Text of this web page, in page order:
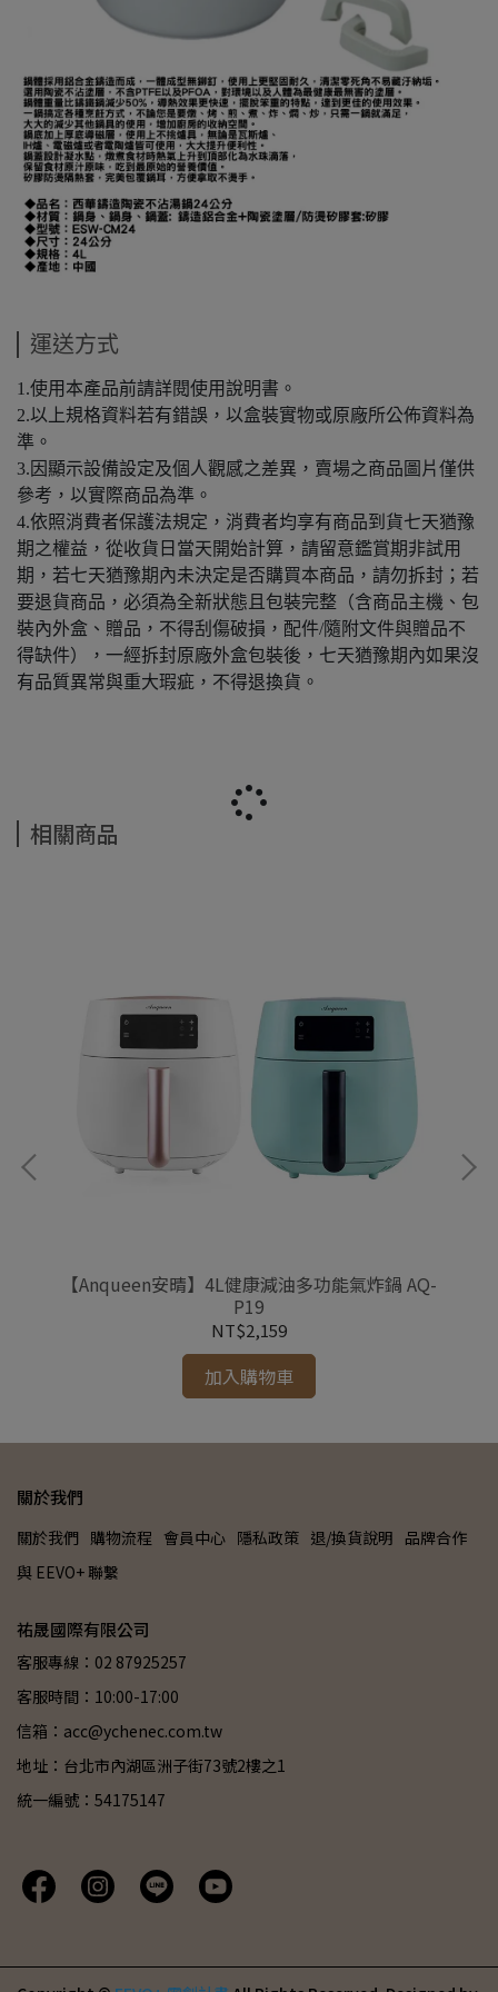
運送方式
1.使用本產品前請詳閱使用說明書。
2.以上規格資料若有錯誤，以盒裝實物或原廠所公佈資料為
準。
3.因顯示設備設定及個人觀感之差異，賣場之商品圖片僅供
參考，以實際商品為準。
4.依照消費者保護法規定，消費者均享有商品到貨七天猶豫
期之權益，從收貨日當天開始計算，請留意鑑賞期非試用
期，若七天猶豫期內未決定是否購買本商品，請勿拆封；若
要退貨商品，必須為全新狀態且包裝完整（含商品主機、包
裝內外盒、贈品，不得刮傷破損，配件/隨附文件與贈品不
得缺件），一經拆封原廠外盒包裝後，七天猶豫期內如果沒
有品質異常與重大瑕疵，不得退換貨。
相關商品
【Anqueen安晴】4L健康減油多功能氣炸鍋 AQ-
P19
NT$2,159
加入購物車
關於我們
關於我們 購物流程 會員中心 隱私政策 退/換貨說明 品牌合作
與 EEVO+ 聯繫
祐晟國際有限公司
客服專線：02 87925257
客服時間：10:00-17:00
信箱：acc@ychenec.com.tw
地址：台北市內湖區洲子街73號2樓之1
統一編號：54175147